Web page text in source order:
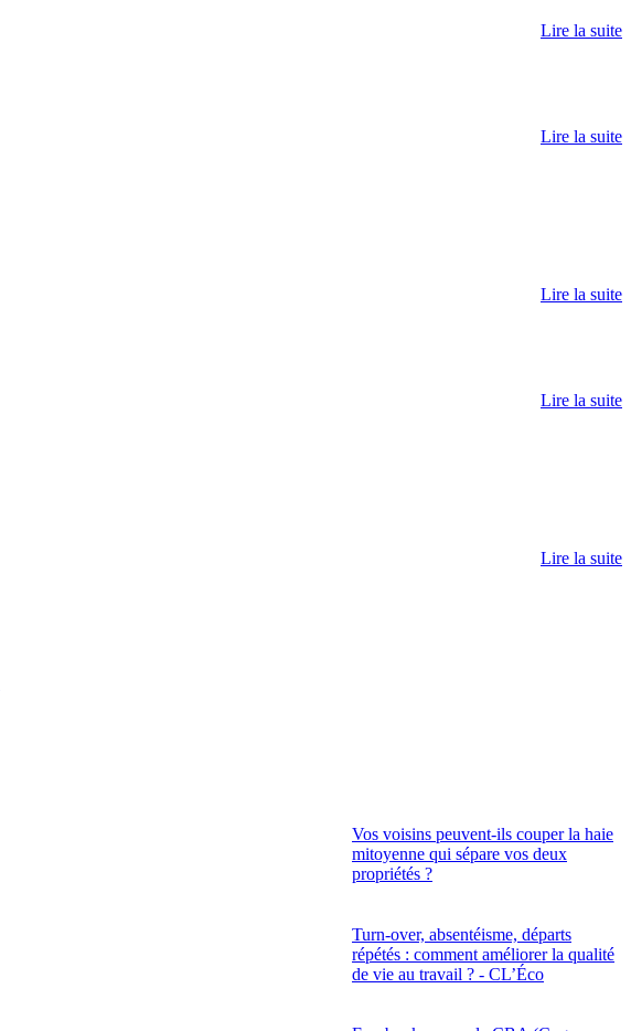
Lire la suite
Lire la suite
Lire la suite
Lire la suite
Lire la suite
Vos voisins peuvent-ils couper la haie
mitoyenne qui sépare vos deux
propriétés ?
Turn-over, absentéisme, départs
répétés : comment améliorer la qualité
de vie au travail ? - CL’Éco